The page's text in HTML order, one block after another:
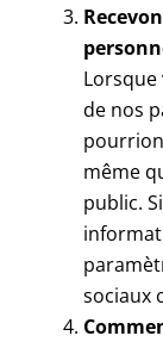
de nos
même
public.
sociaux